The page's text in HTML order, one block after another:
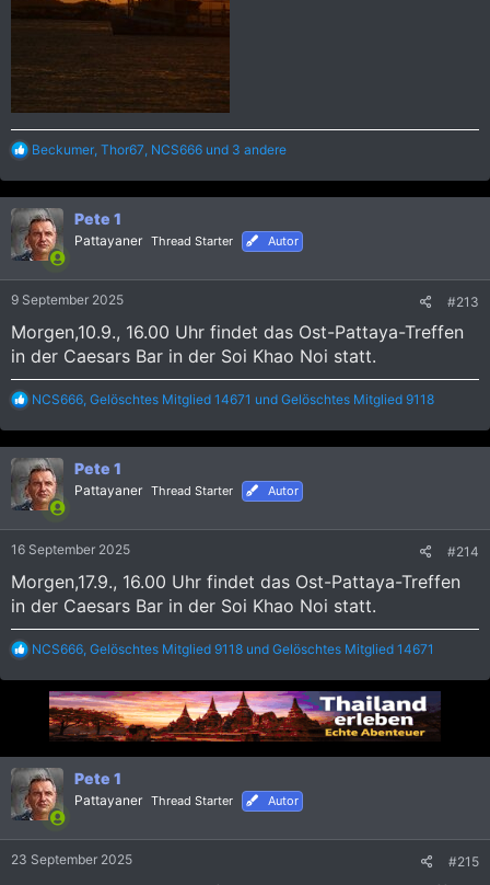
R
a
k
t
i
o
n
Beckumer Thor67 NCS666 und 3 andere
Pete 1
Pattayaner Thread Starter Autor
9 September 2025 #213
Morgen,10.9., 16.00 Uhr findet das Ost-Pattaya-Treffen
in der Caesars Bar in der Soi Khao Noi statt.
R
a
k
t
i
o
n
NCS666 Gelöschtes Mitglied 14671 und Gelöschtes Mitglied 9118
Pete 1
Pattayaner Thread Starter Autor
16 September 2025 #214
Morgen,17.9., 16.00 Uhr findet das Ost-Pattaya-Treffen
in der Caesars Bar in der Soi Khao Noi statt.
R
a
n
e
n
:
NCS666 Gelöschtes Mitglied 9118 und Gelöschtes Mitglied 14671
Pete 1
Pattayaner Thread Starter Autor
23 September 2025 #215